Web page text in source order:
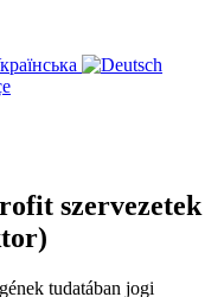
szervezetek
tudatában jogi